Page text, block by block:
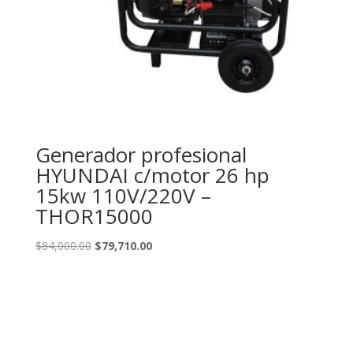
Generador profesional
HYUNDAI c/motor 26 hp
15kw 110V/220V –
THOR15000
$84,000.00 Original
$79,710.00Current